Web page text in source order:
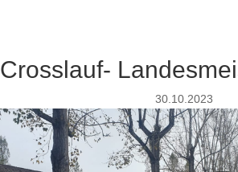
Crosslauf-
30.10.2023